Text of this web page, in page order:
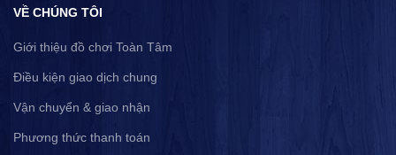
VỀ CHÚNG TÔI
Giới thiệu đồ chơi Toàn Tâm
Điều kiện giao dịch chung
Vận chuyển & giao nhận
Phương thức thanh toán